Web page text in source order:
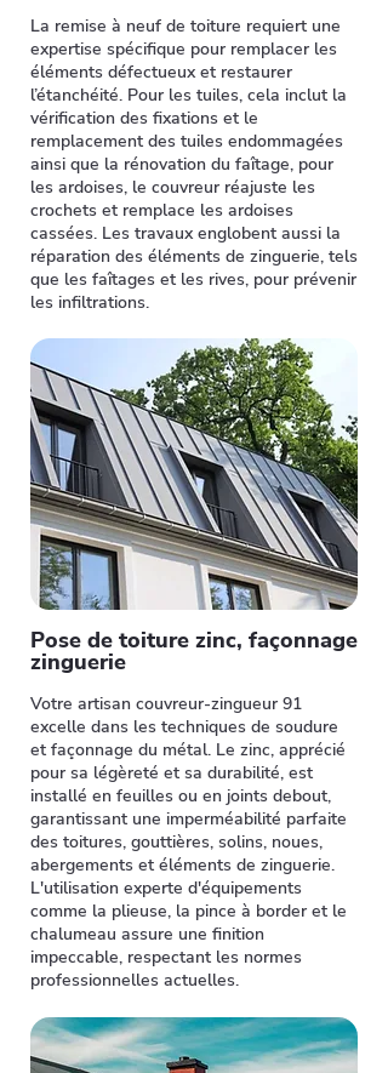
La remise à neuf de toiture requiert une
expertise spécifique pour remplacer les
éléments défectueux et restaurer
l’étanchéité. Pour les tuiles, cela inclut la
vérification des fixations et le
remplacement des tuiles endommagées
ainsi que la rénovation du faîtage, pour
les ardoises, le couvreur réajuste les
crochets et remplace les ardoises
cassées. Les travaux englobent aussi la
réparation des éléments de zinguerie, tels
que les faîtages et les rives, pour prévenir
les infiltrations.
Pose de toiture zinc, façonnage
zinguerie
Votre artisan couvreur-zingueur 91
excelle dans les techniques de soudure
et façonnage du métal. Le zinc, apprécié
pour sa légèreté et sa durabilité, est
installé en feuilles ou en joints debout,
garantissant une imperméabilité parfaite
des toitures, gouttières, solins, noues,
abergements et éléments de zinguerie.
L'utilisation experte d'équipements
comme la plieuse, la pince à border et le
chalumeau assure une finition
impeccable, respectant les normes
professionnelles actuelles.